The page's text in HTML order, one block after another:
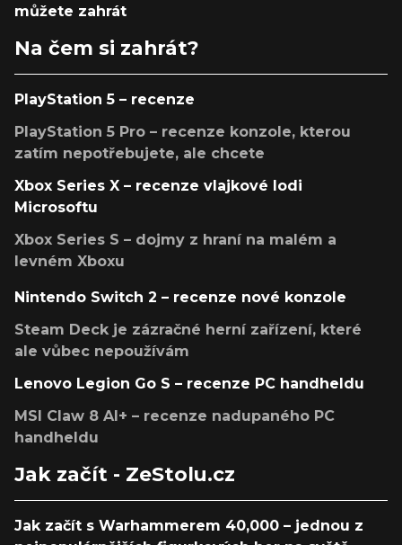
můžete zahrát
Na čem si zahrát?
PlayStation 5 – recenze
PlayStation 5 Pro – recenze konzole, kterou
zatím nepotřebujete, ale chcete
Xbox Series X – recenze vlajkové lodi
Microsoftu
Xbox Series S – dojmy z hraní na malém a
levném Xboxu
Nintendo Switch 2 – recenze nové konzole
Steam Deck je zázračné herní zařízení, které
ale vůbec nepoužívám
Lenovo Legion Go S – recenze PC handheldu
MSI Claw 8 AI+ – recenze nadupaného PC
handheldu
Jak začít - ZeStolu.cz
Jak začít s Warhammerem 40,000 – jednou z